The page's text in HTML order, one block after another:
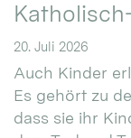
20. Juli 2026
Auch Kinder
Es gehört zu
dass sie ihr